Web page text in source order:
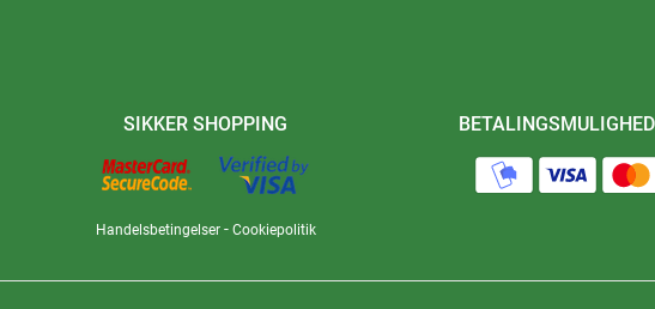
SIKKER SHOPPING
Handelsbetingelser- Cookiepolitik